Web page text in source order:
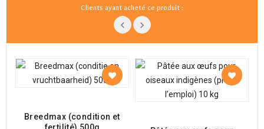
Clients ayant acheté ce produit :
Breedmax (condition et